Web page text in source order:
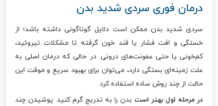
درمان فوری سردی شدید بدن
سردی شدید بدن ممکن است دلایل گوناگونی داشته باشد؛ از
خستگی و افت فشار یا قند خون گرفته تا مشکلات تیروئید،
کم‌خونی یا حتی عفونت‌های درونی. در حالی که درمان اصلی به
علت زمینه‌ای بستگی دارد، می‌توان برای بهبود سریع و موقت این
حالت از چند روش ساده استفاده کرد.
در مرحله اول بهتر است بدن را به تدریج گرم کنید. پوشیدن چند